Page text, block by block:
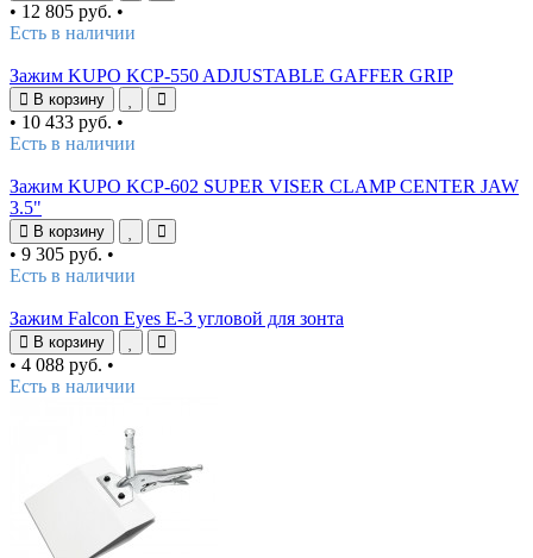
• 12 805 руб. •
Есть в наличии
Зажим KUPO KCP-550 ADJUSTABLE GAFFER GRIP
В корзину
• 10 433 руб. •
Есть в наличии
Зажим KUPO KCP-602 SUPER VISER CLAMP CENTER JAW
3.5"
В корзину
• 9 305 руб. •
Есть в наличии
Зажим Falcon Eyes E-3 угловой для зонта
В корзину
• 4 088 руб. •
Есть в наличии